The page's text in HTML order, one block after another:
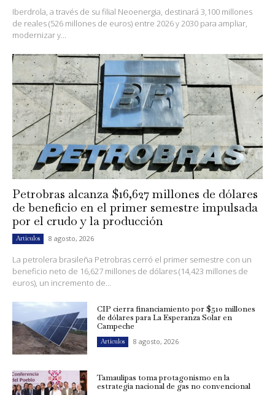
Iberdrola, a través de su filial Neoenergia, destinará 3,100 millones
de reales (526 millones de euros) entre 2026 y 2030 para ampliar,
modernizar y...
Petrobras alcanza $16,627 millones de dólares
de beneficio en el primer semestre impulsada
por el crudo y la producción
Artículos 8 agosto, 2026
La petrolera brasileña Petrobras cerró el primer semestre con un
beneficio neto de 16,627 millones de dólares (14,423 millones de
euros), un incremento de...
CIP cierra financiamiento por $510 millones
de dólares para La Esperanza Solar en
Campeche
Artículos 8 agosto, 2026
Tamaulipas toma protagonismo en la
estrategia nacional de gas no convencional